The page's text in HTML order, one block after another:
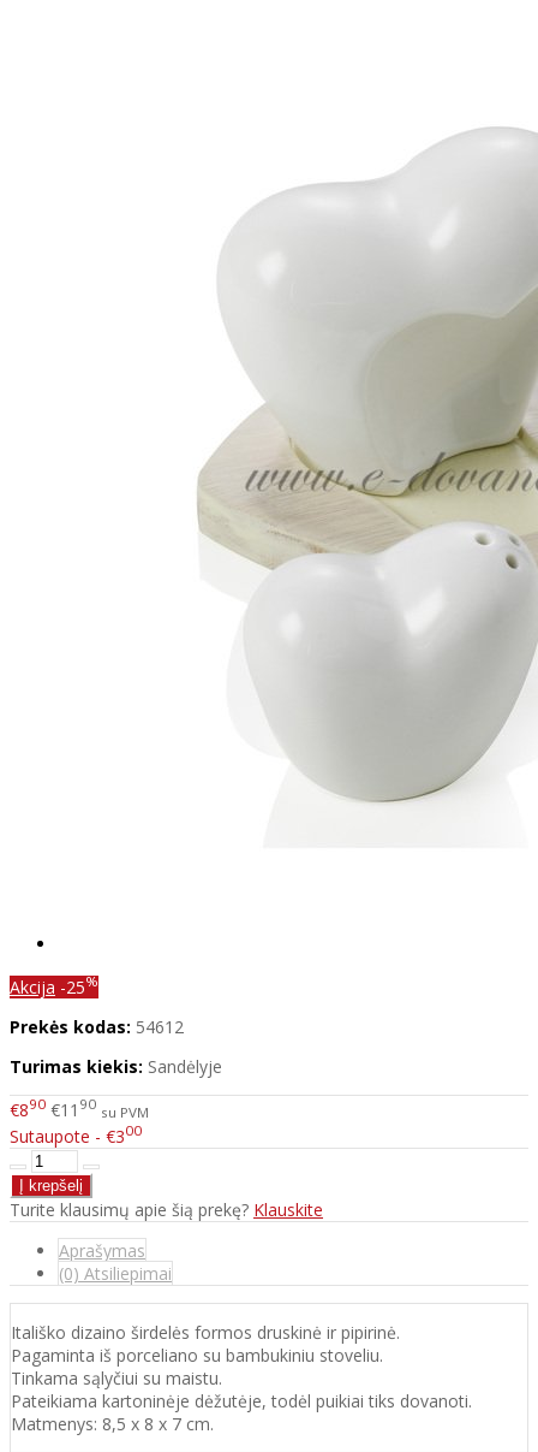
Akcija -25%
Prekės kodas: 54612
Turimas kiekis: Sandėlyje
€890 €11 90 su PVM
Sutaupote - €300
Turite klausimų apie šią prekę? Klauskite
Aprašymas
(0) Atsiliepimai
Itališko dizaino širdelės formos druskinė ir pipirinė.
Pagaminta iš porceliano su bambukiniu stoveliu.
Tinkama sąlyčiui su maistu.
Pateikiama kartoninėje dėžutėje, todėl puikiai tiks dovanoti.
Matmenys: 8,5 x 8 x 7 cm.